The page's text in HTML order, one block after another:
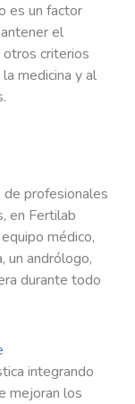
es un factor
el
otros criterios
medicina y al
de profesionales
en Fertilab
médico,
un andrólogo,
durante todo
integrando
mejoran los